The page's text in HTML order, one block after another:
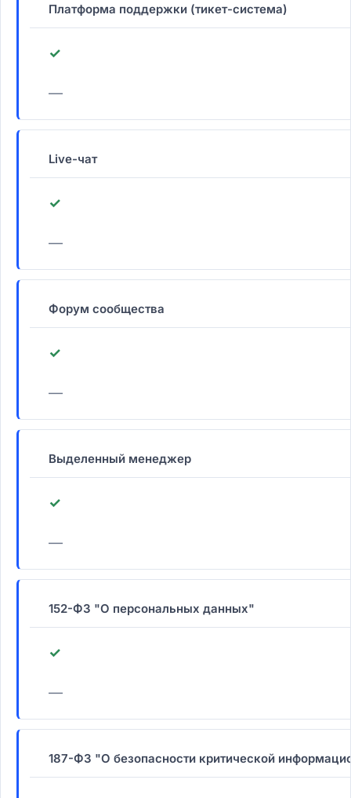
Платформа поддержки (тикет-система)
✓
—
Live-чат
✓
—
Форум сообщества
✓
—
Выделенный менеджер
✓
—
152-ФЗ "О персональных данных"
✓
—
187-ФЗ "О безопасности критической